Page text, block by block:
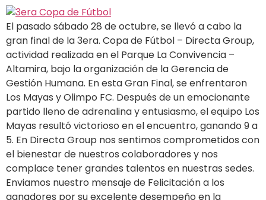
El pasado sábado 28 de octubre, se llevó a cabo la
gran final de la 3era. Copa de Fútbol – Directa Group,
actividad realizada en el Parque La Convivencia –
Altamira, bajo la organización de la Gerencia de
Gestión Humana. En esta Gran Final, se enfrentaron
Los Mayas y Olimpo FC. Después de un emocionante
partido lleno de adrenalina y entusiasmo, el equipo Los
Mayas resultó victorioso en el encuentro, ganando 9 a
5. En Directa Group nos sentimos comprometidos con
el bienestar de nuestros colaboradores y nos
complace tener grandes talentos en nuestras sedes.
Enviamos nuestro mensaje de Felicitación a los
ganadores por su excelente desempeño en la